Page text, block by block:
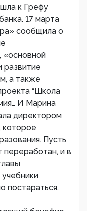
к Грефу
17 марта
сообщила о
«основной
развитие
а также
“Школа
И Марина
директором
которое
Пусть
и в
постараться.